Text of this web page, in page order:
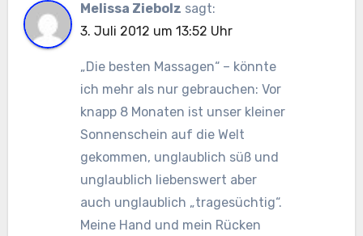
Melissa Ziebolz sagt:
3. Juli 2012 um 13:52 Uhr
„Die besten Massagen“ – könnte
ich mehr als nur gebrauchen: Vor
knapp 8 Monaten ist unser kleiner
Sonnenschein auf die Welt
gekommen, unglaublich süß und
unglaublich liebenswert aber
auch unglaublich „tragesüchtig“.
Meine Hand und mein Rücken